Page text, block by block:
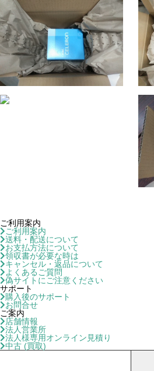
ご利用案内
ご利用案内
送料・配送について
お支払方法について
領収書が必要な時は
キャンセル・返品について
よくあるご質問
偽サイトにご注意ください
サポート
購入後のサポート
お問合せ
ご案内
店舗情報
法人営業所
法人様専用オンライン見積り
中古 (買取)